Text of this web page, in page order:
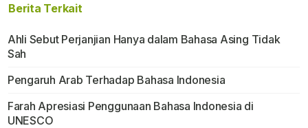
Berita Terkait
Ahli Sebut Perjanjian Hanya dalam Bahasa Asing Tidak
Sah
Pengaruh Arab Terhadap Bahasa Indonesia
Farah Apresiasi Penggunaan Bahasa Indonesia di
UNESCO